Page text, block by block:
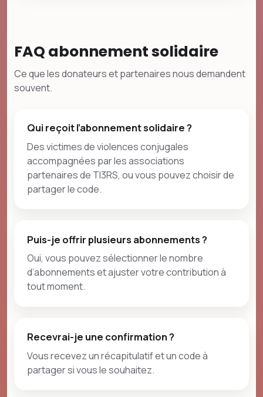
FAQ abonnement solidaire
Ce que les donateurs et partenaires nous demandent
souvent.
Qui reçoit l’abonnement solidaire ?
Des victimes de violences conjugales
accompagnées par les associations
partenaires de TI3RS, ou vous pouvez choisir de
partager le code.
Puis-je offrir plusieurs abonnements ?
Oui, vous pouvez sélectionner le nombre
d’abonnements et ajuster votre contribution à
tout moment.
Recevrai-je une confirmation ?
Vous recevez un récapitulatif et un code à
partager si vous le souhaitez.